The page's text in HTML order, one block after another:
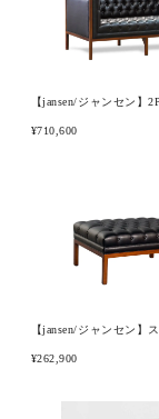
【jansen/ジャンセン】
¥710,600
【jansen/ジャンセン】
¥262,900